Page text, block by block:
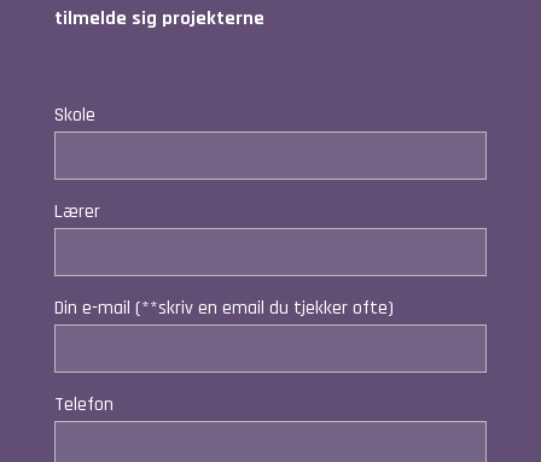
tilmelde sig projekterne
Skole
Lærer
Din e-mail (**skriv en email du tjekker ofte)
Telefon